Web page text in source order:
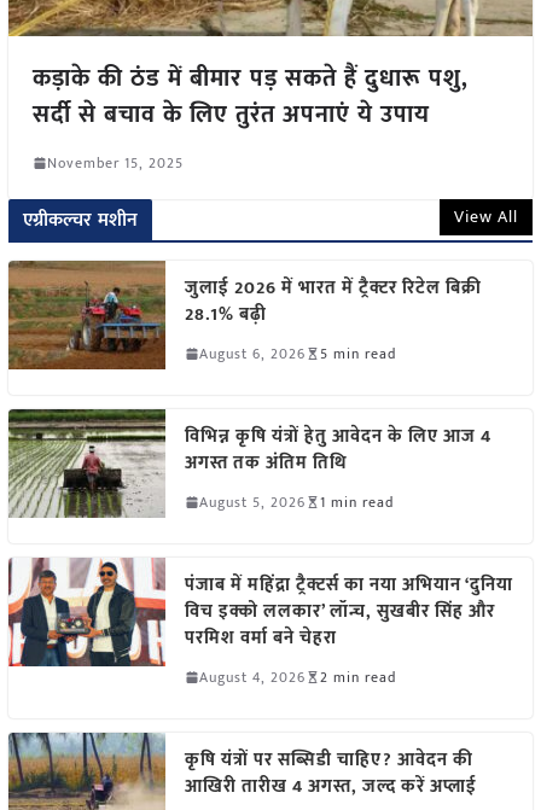
कड़ाके की ठंड में बीमार पड़ सकते हैं दुधारू पशु,
सर्दी से बचाव के लिए तुरंत अपनाएं ये उपाय
November 15, 2025
एग्रीकल्चर मशीन View All
जुलाई 2026 में भारत में ट्रैक्टर रिटेल बिक्री
28.1% बढ़ी
August 6, 2026 5 min read
विभिन्न कृषि यंत्रों हेतु आवेदन के लिए आज 4
अगस्त तक अंतिम तिथि
August 5, 2026 1 min read
पंजाब में महिंद्रा ट्रैक्टर्स का नया अभियान ‘दुनिया
विच इक्को ललकार’ लॉन्च, सुखबीर सिंह और
परमिश वर्मा बने चेहरा
August 4, 2026 2 min read
कृषि यंत्रों पर सब्सिडी चाहिए? आवेदन की
आखिरी तारीख 4 अगस्त, जल्द करें अप्लाई